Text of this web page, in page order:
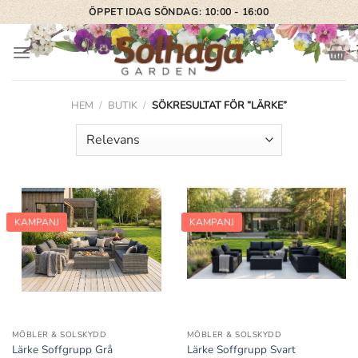
Skip
to
content
ÖPPET IDAG SÖNDAG: 10:00 - 16:00
HEM / BUTIK / SÖKRESULTAT FÖR ”LÄRKE”
KAMPANJ
MÖBLER & SOLSKYDD
Lärke Soffgrupp Grå
KAMPANJ
MÖBLER & SOLSKYDD
Lärke Soffgrupp Svart